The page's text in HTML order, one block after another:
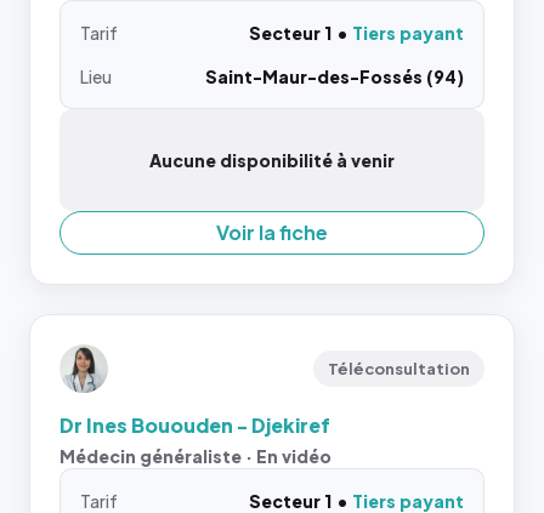
Tarif Secteur 1
Tiers payant
Lieu
Saint-Maur-des-Fossés (94)
Aucune disponibilité à venir
Voir la fiche
Téléconsultation
Dr Ines Bououden - Djekiref
Médecin généraliste · En vidéo
Tarif Secteur 1
Tiers payant